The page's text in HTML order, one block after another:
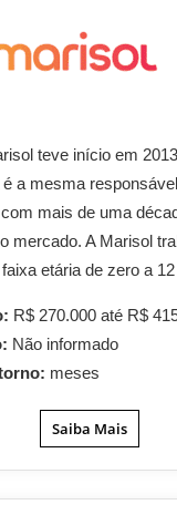
teve início em
é a mesma
mais de uma
mercado. A Marisol
etária de zero a
R$ 270.000 até R$
Não informado
meses
Saiba Mais